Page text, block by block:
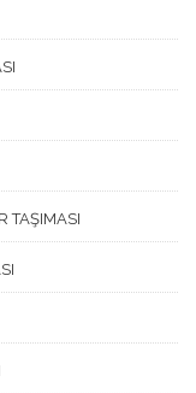
TAŞIMASI